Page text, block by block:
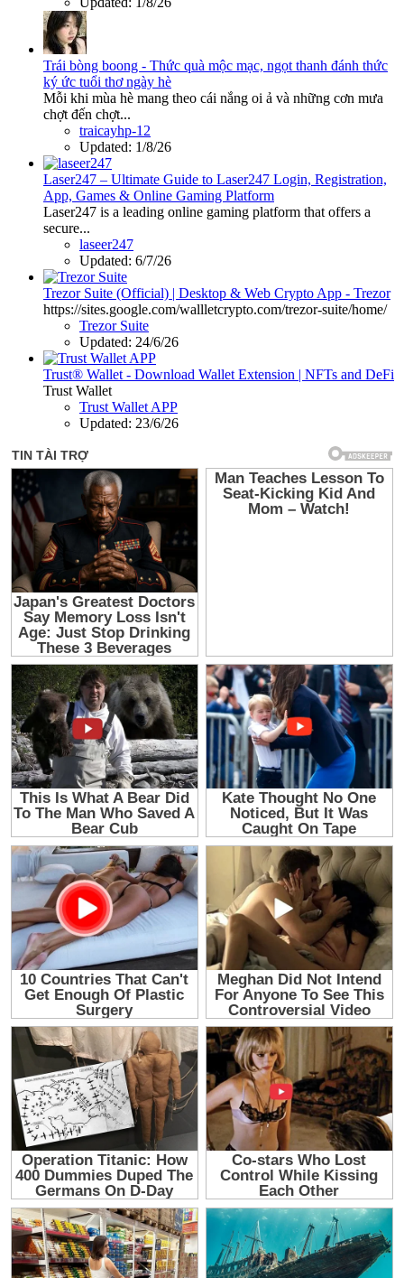
Trái bòng boong - Thức quà mộc mạc, ngọt thanh đánh thức
ký ức tuổi thơ ngày hè
Mỗi khi mùa hè mang theo cái nắng oi ả và những cơn mưa
chợt đến chợt...
traicayhp-12
Updated: 1/8/26
Laser247 – Ultimate Guide to Laser247 Login, Registration,
App, Games & Online Gaming Platform
Laser247 is a leading online gaming platform that offers a
secure...
laseer247
Updated: 6/7/26
Trezor Suite (Official) | Desktop & Web Crypto App - Trezor
https://sites.google.com/wallletcrypto.com/trezor-suite/home/
Trezor Suite
Updated: 24/6/26
Trust® Wallet - Download Wallet Extension | NFTs and DeFi
Trust Wallet
Trust Wallet APP
Updated: 23/6/26